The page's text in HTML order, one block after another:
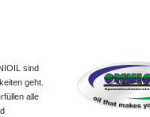
sind
geht.
alle